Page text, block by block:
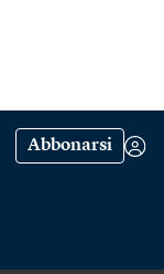
Abbonarsi